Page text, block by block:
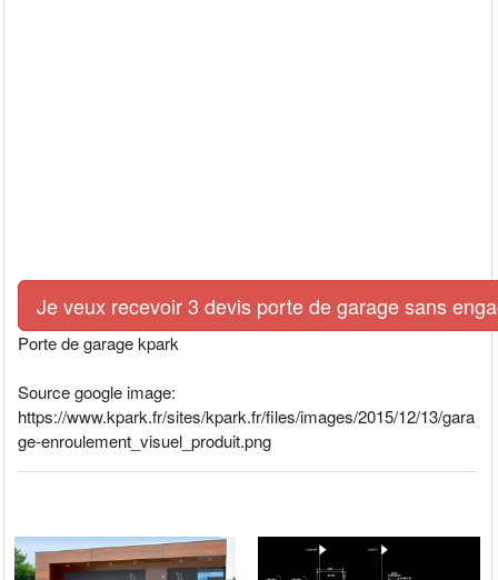
Je veux recevoir 3 devis porte de garage sans
Porte de garage kpark
Source google image:
https://www.kpark.fr/sites/kpark.fr/files/images/2015/12/13/gara
ge-enroulement_visuel_produit.png